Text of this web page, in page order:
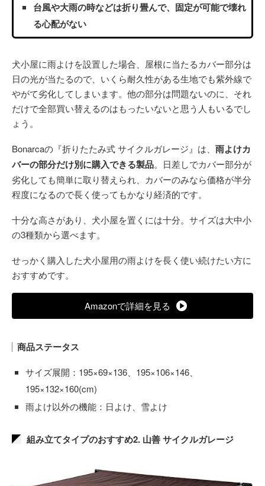
台風や大雨の時などは折り畳んで、固定が可能で壊れ
る心配がない
犬小屋に雨よけを設置した場合、屋根に当たるカバー部分は
日の光が当たるので、いくら耐久性がある生地でも紫外線で
やがて劣化してしまいます。他の部分は問題ないのに、それ
だけで全部買い替えるのはもったいないと思う人もいるでし
ょう。
Bonarcaの『折りたたみ式 サイクルガレージ』は、 雨よけカ
バーの部分だけ別に購入できる製品。日差しでカバー部分が
劣化しても簡単に取り替えられ、カバーのみなら価格が半分
程度になるので長く使ってもかなり経済的です。
十分な高さがあり、犬小屋を置くには十分。サイズは大中小
の3種類から選べます。
せっかく購入した犬小屋用の雨よけを長く使い続けたい方に
おすすめです。
Amazonで詳細を見る
商品ステータス
サイズ展開：195×69×136、195×106×146、
195×132×160(cm)
雨よけ以外の機能：日よけ、雪よけ
組み立てタイプのおすすめ2. 山善 サイクルガレージ